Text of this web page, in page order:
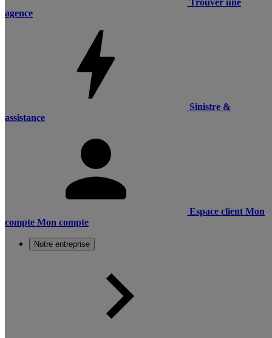
Trouver une
agence
Sinistre &
assistance
Espace client Mon
compte Mon compte
Notre entreprise